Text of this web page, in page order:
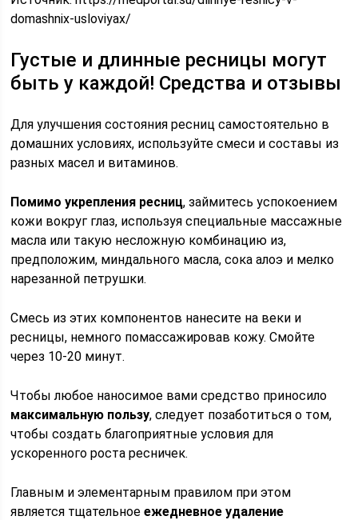
domashnix-usloviyax/
Густые и длинные ресницы могут
быть у каждой! Средства и отзывы
Для улучшения состояния ресниц самостоятельно в
домашних условиях, используйте смеси и составы из
разных масел и витаминов.
Помимо укрепления ресниц, займитесь успокоением
кожи вокруг глаз, используя специальные массажные
масла или такую несложную комбинацию из,
предположим, миндального масла, сока алоэ и мелко
нарезанной петрушки.
Смесь из этих компонентов нанесите на веки и
ресницы, немного помассажировав кожу. Смойте
через 10-20 минут.
Чтобы любое наносимое вами средство приносило
максимальную пользу, следует позаботиться о том,
чтобы создать благоприятные условия для
ускоренного роста ресничек.
Главным и элементарным правилом при этом
является тщательноеежедневное удаление